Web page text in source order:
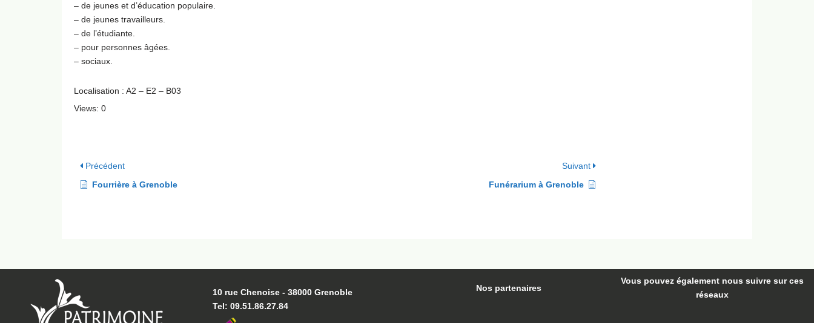
– de jeunes et d’éducation populaire.
– de jeunes travailleurs.
– de l’étudiante.
– pour personnes âgées.
– sociaux.
Localisation : A2 – E2 – B03
Views: 0
Précédent
Fourrière à Grenoble
Suivant
Funérarium à Grenoble
10 rue Chenoise - 38000 Grenoble
Tel: 09.51.86.27.84
Nos partenaires
Vous pouvez également nous suivre sur ces
réseaux